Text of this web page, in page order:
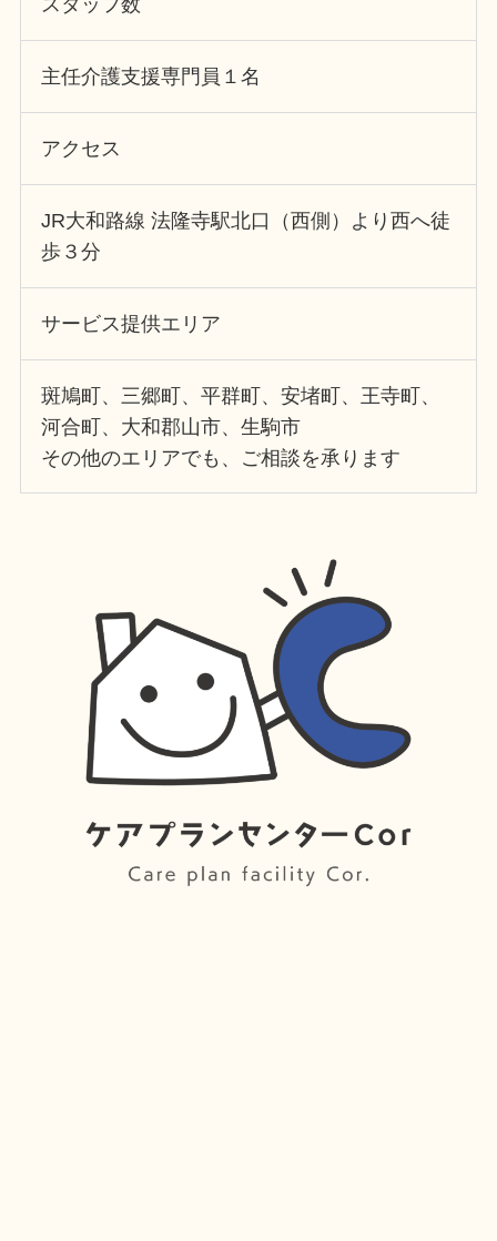
スタッフ数
主任介護支援専門員１名
アクセス
JR大和路線 法隆寺駅北口（西側）より西へ徒
歩３分
サービス提供エリア
斑鳩町、三郷町、平群町、安堵町、王寺町、
河合町、大和郡山市、生駒市
その他のエリアでも、ご相談を承ります